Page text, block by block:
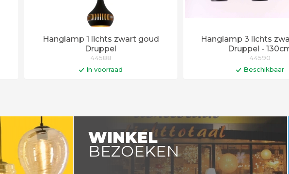
Hanglamp 1 lichts zwart goud
Druppel
44588
In voorraad
Hanglamp 3 lichts
Druppel -
44590
Beschikbaar
WINKEL
BEZOEKEN